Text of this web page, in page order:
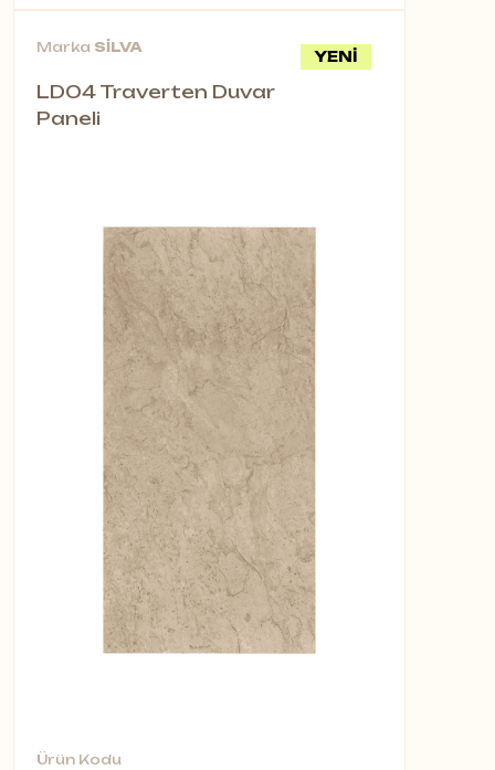
YENİ
Marka SİLVA
LD04 Traverten Duvar
Paneli
Ürün Kodu